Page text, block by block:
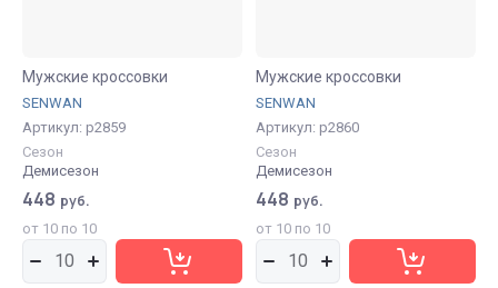
Мужские кроссовки
SENWAN
Артикул: р2859
Сезон
Демисезон
448 руб.
от 10 по 10
Мужские кроссовки
SENWAN
Артикул: р2860
Сезон
Демисезон
448 руб.
от 10 по 10